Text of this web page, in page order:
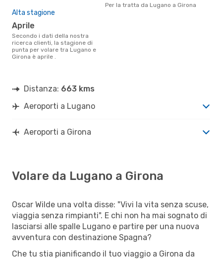
Per la tratta da Lugano a Girona
Alta stagione
aprile
Secondo i dati della nostra
ricerca clienti, la stagione di
punta per volare tra Lugano e
Girona è aprile .
Distanza: 663 kms
Aeroporti a Lugano
Aeroporti a Girona
Volare da Lugano a Girona
Oscar Wilde una volta disse: "Vivi la vita senza scuse,
viaggia senza rimpianti". E chi non ha mai sognato di
lasciarsi alle spalle Lugano e partire per una nuova
avventura con destinazione Spagna?
Che tu stia pianificando il tuo viaggio a Girona da